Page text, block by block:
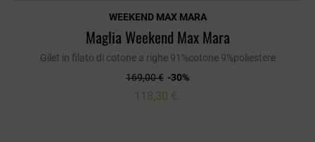
WEEKEND MAX MARA
Maglia Weekend Max Mara
Gilet in filato di cotone a righe 91%cotone 9%poliestere
169,00 € -30%
118,30 €